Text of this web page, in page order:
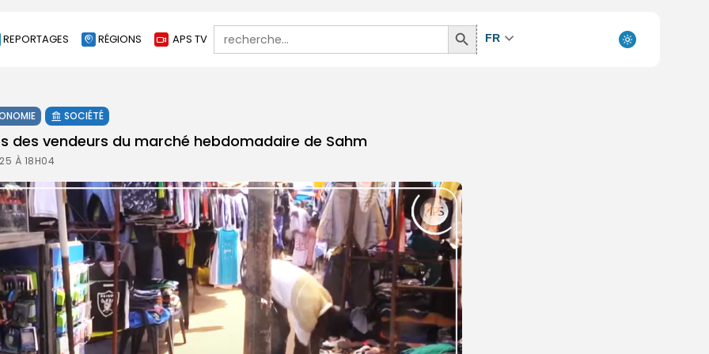
REPORTAGES RÉGIONS APS TV
Search
for:
Search
Button
FR
SOCIÉTÉ
des vendeurs du marché hebdomadaire de Sahm
À 18H04